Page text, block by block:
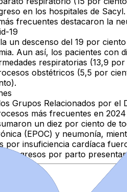
en los hospitales de
frecuentes destacaron la
19
un descenso del 19 por
Aun así, los pacientes con
respiratorias (13,9
obstétricos (5,5 por
Grupos Relacionados por
más frecuentes en
un diez por ciento de
(EPOC) y neumonía,
por insuficiencia cardíaca
ingresos por parto